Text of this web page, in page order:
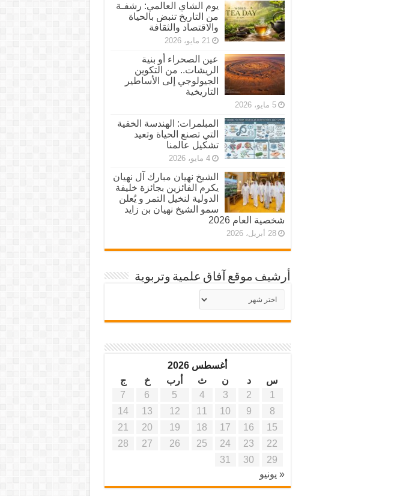
يوم الشاي العالمي: رشفـة
من التاريخ تنبض بالحياة
والاقتصاد والثقافة
21 مايو، 2026
عين الصحراء أو بنية
الريشات.. من التكوين
الجيولوجي إلى الأساطير
التاريخية
5 مايو، 2026
المبلمرات: الهندسة الخفية
التي تصنع الحياة وتعيد
تشكيل عالمنا
4 مايو، 2026
الشيخ نهيان مبارك آل نهيان
يكرم الفائزين بجائزة خليفة
الدولية لنخيل التمر و يُعلن
سمو الشيخ نهيان بن زايد
شخصية العام 2026
28 أبريل، 2026
أرشيف موقع آفاق علمية وتربوية
أرشيف
موقع
أغسطس 2026
س
د ن ث أرب خ
ج
1
2
3
4
5
6
7
8
9
10
11
12
13
14
15
16
17
18
19
20
21
22
23
24
25
26
27
28
29
30
31
« يونيو